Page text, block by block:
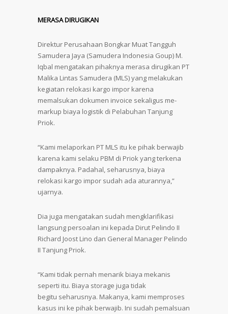
MERASA DIRUGIKAN
Direktur Perusahaan Bongkar Muat Tangguh
Samudera Jaya (Samudera Indonesia Goup) M.
Iqbal mengatakan pihaknya merasa dirugikan PT
Malika Lintas Samudera (MLS) yang melakukan
kegiatan relokasi kargo impor karena
memalsukan dokumen invoice sekaligus me-
markup biaya logistik di Pelabuhan Tanjung
Priok.
“Kami melaporkan PT MLS itu ke pihak berwajib
karena kami selaku PBM di Priok yang terkena
dampaknya. Padahal, seharusnya, biaya
relokasi kargo impor sudah ada aturannya,”
ujarnya.
Dia juga mengatakan sudah mengklarifikasi
langsung persoalan ini kepada Dirut Pelindo II
Richard Joost Lino dan General Manager Pelindo
II Tanjung Priok.
“Kami tidak pernah menarik biaya mekanis
seperti itu. Biaya storage juga tidak
begitu seharusnya. Makanya, kami memproses
kasus ini ke pihak berwajib. Ini sudah pemalsuan